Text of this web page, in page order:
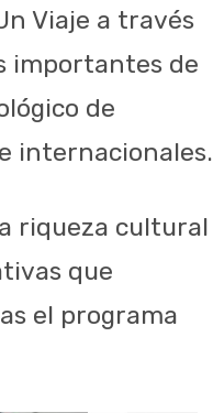
Viaje a través
importantes de
de
internacionales.
riqueza cultural
que
el programa